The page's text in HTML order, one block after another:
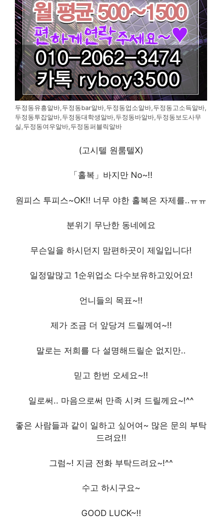
두정동유흥알바,두정동bar알바,두정동업소알바,두정동고소득알바,
두정동투잡알바,두정동대학생알바,두정동바알바,두정동보도사무
실,두정동여우알바,두정동퍼블릭알바
(고시텔 원룸텔X)
「홀복」바지만 No~!!
원피스 투피스~OK!! 너무 야한 홀복은 자제를..ㅠㅠ
분위기 무난한 동네에요
무슨일을 하시던지 맘편하곳이 제일입니다!
일정말많고 1순위업소 다수보유하고있어요!
언니들의 목표~!!
제가 조금 더 앞당겨 드릴께여~!!
말로는 저희를 다 설명해드릴순 없지만..
믿고 한번 오세요~!!
일로써.. 마음으로써 만족 시켜 드릴께요~!^^
좋은 사람들과 같이 일하고 싶어여~ 많은 문의 부탁
드려요!!
그럼~! 지금 전화 부탁드려요~!^^
수고 하시구요~
GOOD LUCK~!!